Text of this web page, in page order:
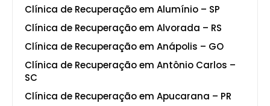
Clínica de Recuperação em Alumínio – SP
Clínica de Recuperação em Alvorada – RS
Clínica de Recuperação em Anápolis – GO
Clínica de Recuperação em Antônio Carlos –
SC
Clínica de Recuperação em Apucarana – PR